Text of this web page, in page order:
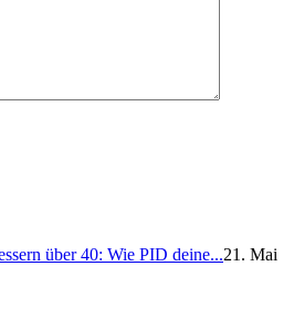
über 40: Wie PID dei­ne...21. Mai